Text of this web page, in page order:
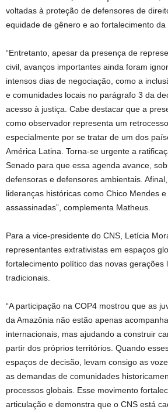
voltadas à proteção de defensores de
equidade de gênero e ao fortalecimento da
“Entretanto, apesar da presença de
civil, avanços importantes ainda foram
intensos dias de negociação, como a
e comunidades locais no parágrafo 3 da
acesso à justiça. Cabe destacar que a
como observador representa um
especialmente por se tratar de um dos
América Latina. Torna-se urgente a
Senado para que essa agenda avance,
defensoras e defensores ambientais.
lideranças históricas como Chico Mendes
assassinadas”, complementa Matheus.
Para a vice-presidente do CNS, Letícia
representantes extrativistas em espaços
fortalecimento político das novas gerações
tradicionais.
“A participação na COP4 mostrou que as
da Amazônia não estão apenas
internacionais, mas ajudando a construir
partir dos próprios territórios. Quando
espaços de decisão, levam consigo as
as demandas de comunidades
processos globais. Esse movimento
articulação e demonstra que o CNS está